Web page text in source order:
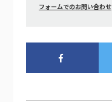
フォームでのお問い合わせ